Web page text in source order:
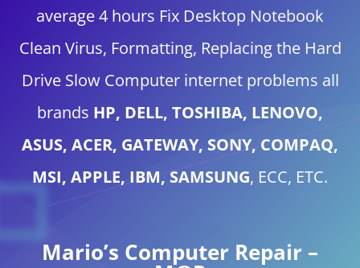
average 4 hours Fix Desktop Notebook
Clean Virus, Formatting, Replacing the Hard
Drive Slow Computer internet problems all
brands HP, DELL, TOSHIBA, LENOVO,
ASUS, ACER, GATEWAY, SONY, COMPAQ,
MSI, APPLE, IBM, SAMSUNG, ECC, ETC.
Mario’s Computer Repair –